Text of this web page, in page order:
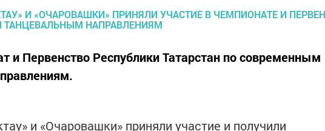
и Первенство Республики Татарстан по современным
и «Очаровашки» приняли участие и получили